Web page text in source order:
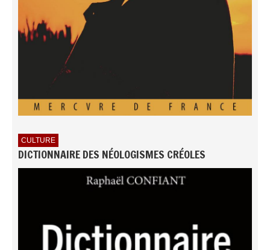
CULTURE
DICTIONNAIRE DES NÉOLOGISMES CRÉOLES